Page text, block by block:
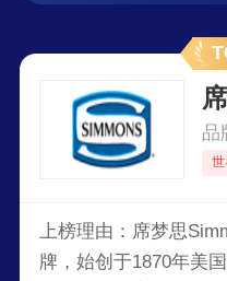
品
上榜理由：席梦思
牌，始创于1870年美